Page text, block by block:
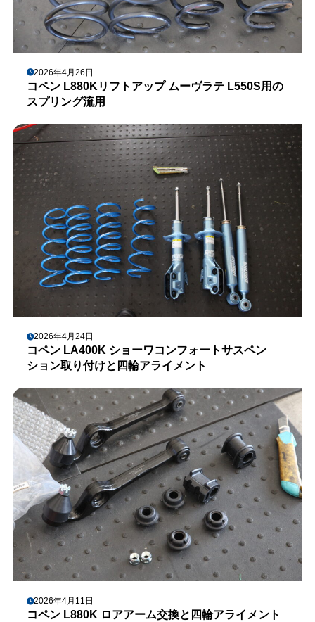
2026年4月26日
コペン L880Kリフトアップ ムーヴラテ L550S用の
スプリング流用
2026年4月24日
コペン LA400K ショーワコンフォートサスペン
ション取り付けと四輪アライメント
2026年4月11日
コペン L880K ロアアーム交換と四輪アライメント